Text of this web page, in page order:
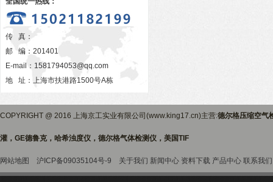
传 真：
邮 编：201401
E-mail： 1581794053@qq.com
地 址：上海市扶港路1500号A栋
COPYRIGHT @ 2016 上海京工实业有限公司(www.king17.cn)主营:德尔格压缩空气
灌，GE德鲁克，哈希浊度仪，德尔格气体检测仪，美国TIF
网站地图 沪ICP备09035104号-9 关于我们 新闻中心 资料下载 产品中心 联系我们